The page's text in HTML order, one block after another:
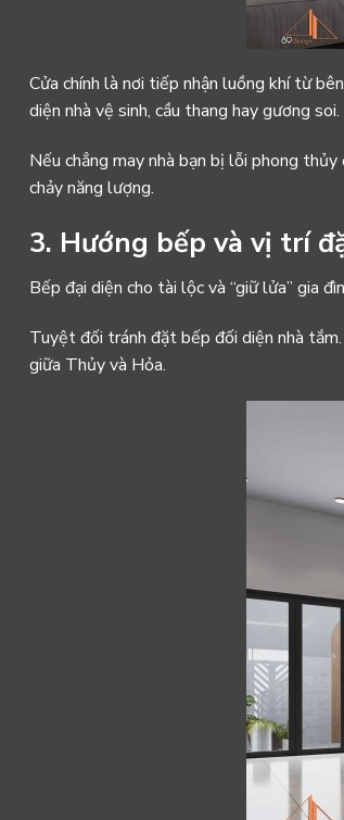
Cửa chính là nơi tiếp nhận luồng khí từ
diện nhà vệ sinh, cầu thang hay gương soi.
Nếu chẳng may nhà bạn bị lỗi phong
chảy năng lượng.
3. Hướng bếp và vị trí
Bếp đại diện cho tài lộc và “giữ lửa” gia
Tuyệt đối tránh đặt bếp đối diện nhà
giữa Thủy và Hỏa.